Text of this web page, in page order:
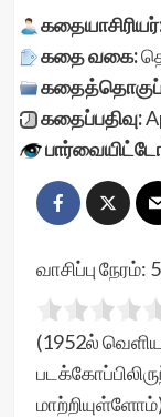
கதை வகை:
கதைப்பதிவு:
வாசிப்பு நேரம்: 5
(1952ல்